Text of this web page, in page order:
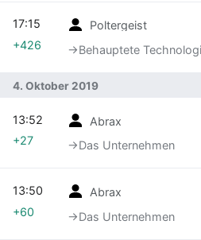
Poltergeist
→‎Behauptete
17:15
+426
4. Oktober 2019
Abrax
→‎Das Unternehmen
13:52
+27
Abrax
→‎Das Unternehmen
13:50
+60